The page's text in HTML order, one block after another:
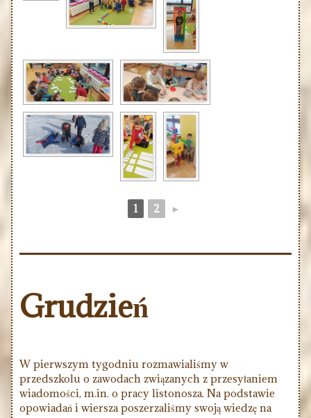
1 2 ►
Grudzień
W pierwszym tygodniu rozmawialiśmy w
przedszkolu o zawodach związanych z przesyłaniem
wiadomości, m.in. o pracy listonosza. Na podstawie
opowiadań i wiersza poszerzaliśmy swoją wiedzę na